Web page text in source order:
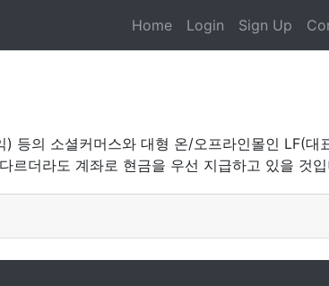
Home Login Sign Up
등의 소셜커머스와 대형 온/오프라인몰인 LF(대
르더라도 계좌로 현금을 우선 지급하고 있을 것